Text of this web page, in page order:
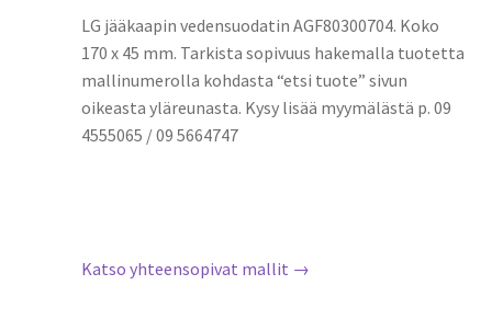
LG jääkaapin vedensuodatin AGF80300704. Koko
170 x 45 mm. Tarkista sopivuus hakemalla tuotetta
mallinumerolla kohdasta “etsi tuote” sivun
oikeasta yläreunasta. Kysy lisää myymälästä p. 09
4555065 / 09 5664747
Katso yhteensopivat mallit →